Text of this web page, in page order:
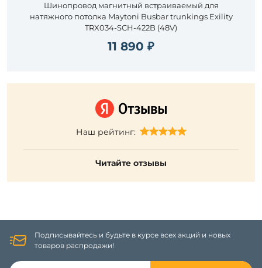
Шинопровод магнитный встраиваемый для
натяжного потолка Maytoni Busbar trunkings Exility
TRX034-SCH-422B (48V)
11 890 ₽
Наш рейтинг:
Читайте отзывы
Подписывайтесь и будьте в курсе всех акций и новых
товаров распродажи!